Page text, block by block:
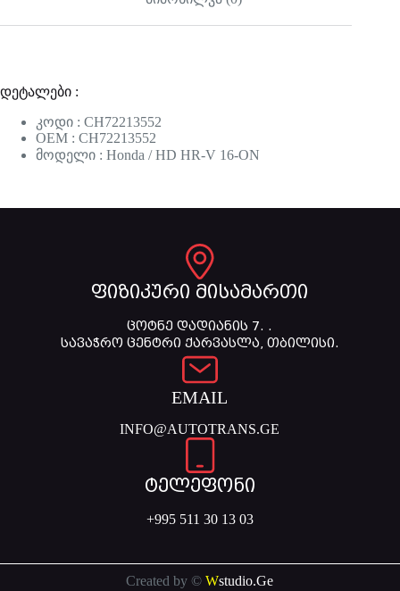
დეტალები :
კოდი : CH72213552
OEM : CH72213552
მოდელი : Honda / HD HR-V 16-ON
ფიზიკური მისამართი
ცოტნე დადიანის 7. .
სავაჭრო ცენტრი ქარვასლა, თბილისი.
EMAIL
INFO@AUTOTRANS.GE
ტელეფონი
+995 511 30 13 03
Created by ©Wstudio.Ge